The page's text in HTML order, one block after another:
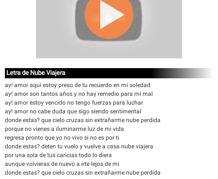
Letra de Nube Viajera
ay! amor aqui estoy preso de tu recuerdo en mi soledad
ay! amor son tantos años y no hay remedio para mi mal
ay! amor estoy vencido no tengo fuerzas para luchar
ay! amor no cabe duda que sigo siendo sentimental
donde estas? que cielo cruzas sin extrañarme nube perdida
porque no vienes a iluminarme luz de mi vida
regresa pronto que yo no vivo si no es por ti
donde estas? deten tu vuelo y vuelve a casa nube viajera
por una sola de tus caricias todo lo diera
aunque volvieras de nuevo a irte lejos de mi
donde estas? que cielo cruzas sin extrañarme nube perdida